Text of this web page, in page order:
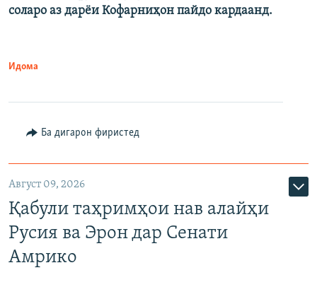
соларо аз дарёи Кофарниҳон пайдо кардаанд.
Идома
Ба дигарон фиристед
Август 09, 2026
Қабули таҳримҳои нав алайҳи
Русия ва Эрон дар Сенати
Амрико